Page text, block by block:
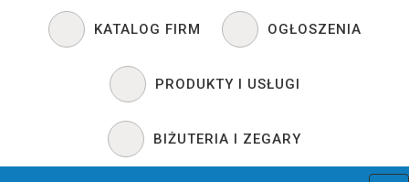
KATALOG FIRM OGŁOSZENIA
PRODUKTY I USŁUGI
BIŻUTERIA I ZEGARY